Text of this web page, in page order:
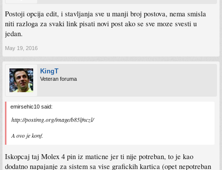
Postoji opcija edit, i stavljanja sve u manji broj postova, nema smisla
niti razloga za svaki link pisati novi post ako se sve moze svesti u
jedan.
May 19, 2016
KingT
Veteran foruma
emirsehic10 said:
http://postimg.org/image/b85lfnczl/
A ovo je konf.
Iskopcaj taj Molex 4 pin iz maticne jer ti nije potreban, to je kao
dodatno napajanje za sistem sa vise grafickih kartica (opet nepotreban